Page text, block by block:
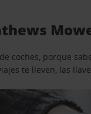
coches, porque
te lleven, las